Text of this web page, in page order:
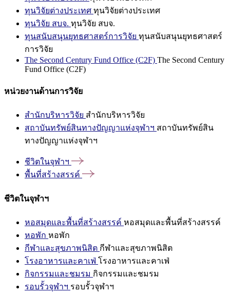
ทุนวิจัยต่างประเทศ ทุนวิจัยต่างประเทศ
ทุนวิจัย สบจ. ทุนวิจัย สบจ.
ทุนสนับสนุนยุทธศาสตร์การวิจัย ทุนสนับสนุนยุทธศาสตร์
การวิจัย
The Second Century Fund Office (C2F) The Second Century
Fund Office (C2F)
หน่วยงานด้านการวิจัย
สำนักบริหารวิจัย สำนักบริหารวิจัย
สถาบันทรัพย์สินทางปัญญาแห่งจุฬาฯ สถาบันทรัพย์สิน
ทางปัญญาแห่งจุฬาฯ
ชีวิตในจุฬาฯ
พื้นที่สร้างสรรค์
ชีวิตในจุฬาฯ
หอสมุดและพื้นที่สร้างสรรค์ หอสมุดและพื้นที่สร้างสรรค์
หอพัก หอพัก
กีฬาและสุขภาพนิสิต กีฬาและสุขภาพนิสิต
โรงอาหารและคาเฟ่ โรงอาหารและคาเฟ่
กิจกรรมและชมรม กิจกรรมและชมรม
รอบรั้วจุฬาฯ รอบรั้วจุฬาฯ